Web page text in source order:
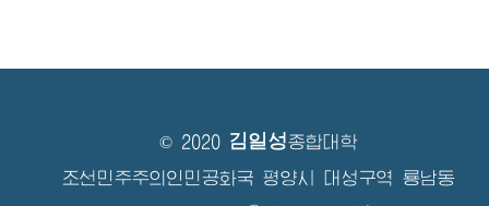
© 2020 김일성종합대학
조선민주주의인민공화국 평양시 대성구역 룡남동